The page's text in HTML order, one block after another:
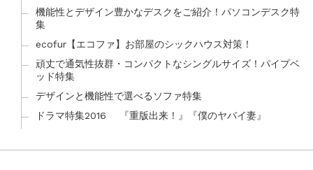
機能性とデザイン豊かなデスクをご紹介！パソコンデスク特
集
ecofur【エコファ】お部屋のシックハウス対策！
頑丈で通気性抜群・コンパクトなシングルサイズ！パイプベ
ッド特集
デザインと機能性で選べるソファ特集
ドラマ特集2016 『重版出来！』『僕のヤバイ妻』